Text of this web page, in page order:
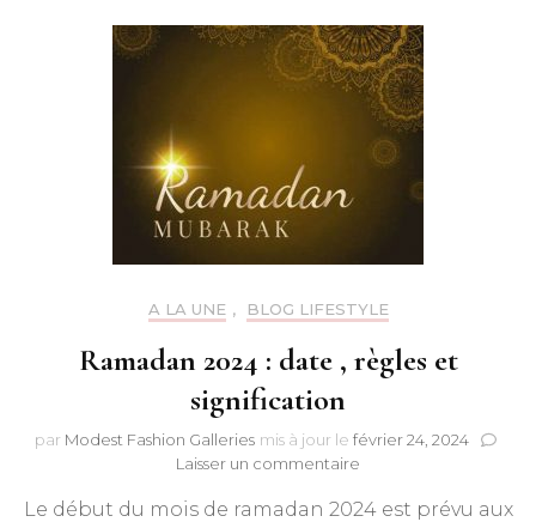
A LA UNE , BLOG LIFESTYLE
Ramadan 2024 : date , règles et
signification
par Modest Fashion Galleries mis à jour le février 24, 2024
Laisser un commentaire
2024
Le début du mois de ramadan 2024 est prévu aux